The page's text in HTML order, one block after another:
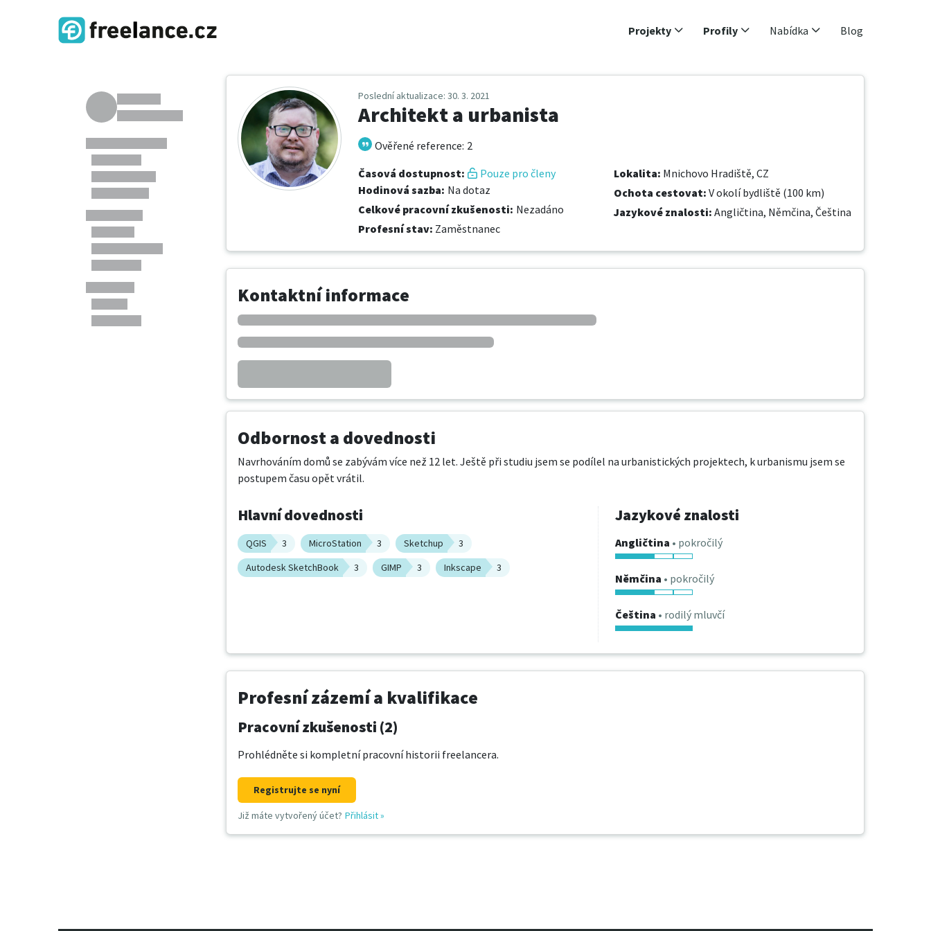
Projekty Profily Nabídka Blog
Poslední aktualizace: 30. 3. 2021
Architekt a urbanista
Ověřené reference: 2
Časová dostupnost:
Pouze pro členy
Hodinová sazba: Na dotaz
Celkové pracovní zkušenosti: Nezadáno
Profesní stav: Zaměstnanec
Lokalita: Mnichovo Hradiště, CZ
Ochota cestovat: V okolí bydliště (100 km)
Jazykové znalosti: Angličtina, Němčina, Čeština
Kontaktní informace
Odbornost a dovednosti
Navrhováním domů se zabývám více než 12 let. Ještě při studiu jsem se podílel na urbanistických projektech, k urbanismu jsem se
postupem času opět vrátil.
Hlavní dovednosti
QGIS 3 MicroStation 3 Sketchup
3
Autodesk SketchBook
3 GIMP 3 Inkscape 3
Jazykové znalosti
Angličtina • pokročilý
Němčina • pokročilý
Čeština • rodilý mluvčí
Profesní zázemí a kvalifikace
Pracovní zkušenosti (2)
Prohlédněte si kompletní pracovní historii freelancera.
Registrujte se nyní
Již máte vytvořený účet? Přihlásit»